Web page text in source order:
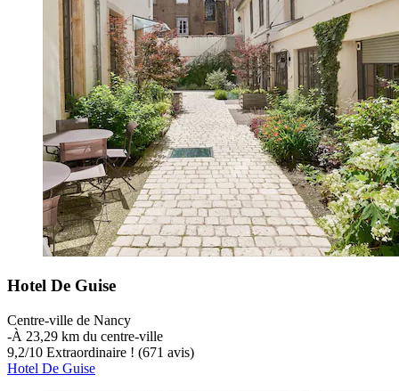
Hotel De Guise
Centre-ville de Nancy
‐À 23,29 km du centre-ville
9,2/10 Extraordinaire ! (671 avis)
Hotel De Guise